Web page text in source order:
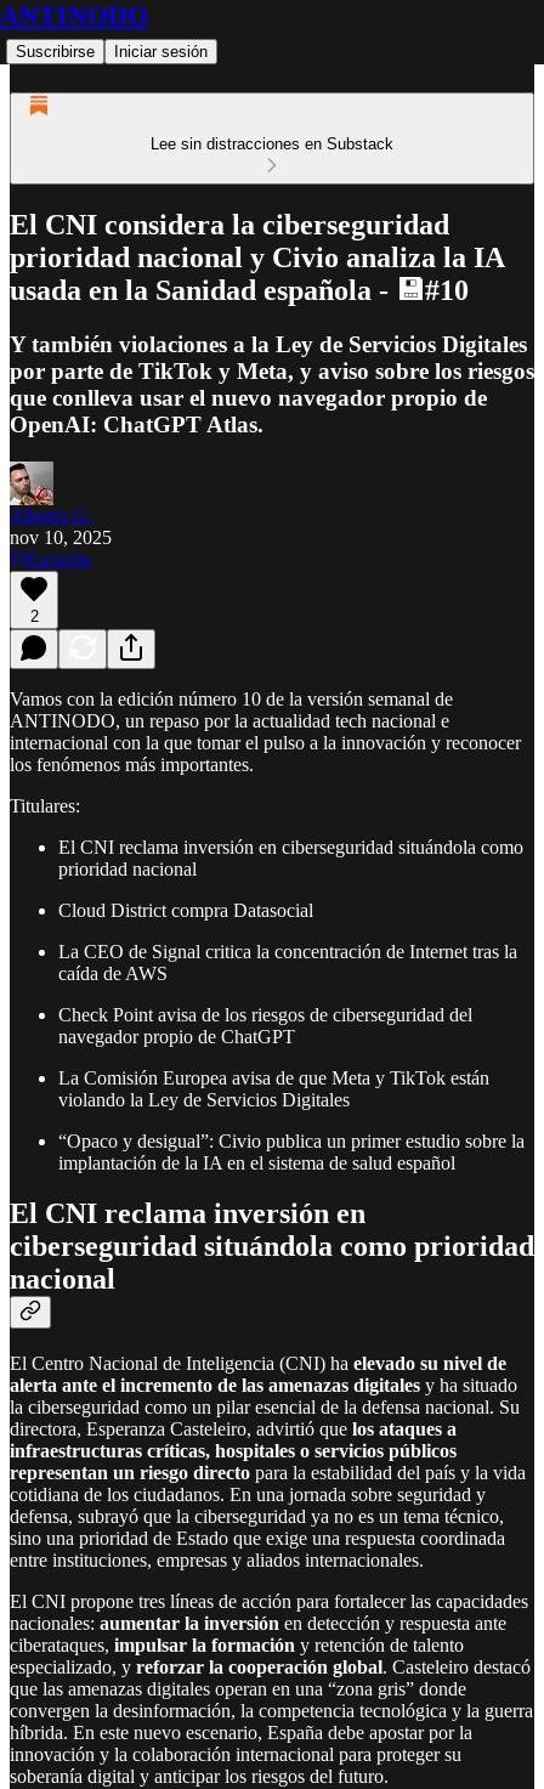
ANTINODO
Suscribirse Iniciar sesión
Lee sin distracciones en Substack
El CNI considera la ciberseguridad
prioridad nacional y Civio analiza la IA
usada en la Sanidad española - 💾#10
Y también violaciones a la Ley de Servicios Digitales
por parte de TikTok y Meta, y aviso sobre los riesgos
que conlleva usar el nuevo navegador propio de
OpenAI: ChatGPT Atlas.
Alberto G.
nov 10, 2025
Escucha
2
Vamos con la edición número 10 de la versión semanal de
ANTINODO, un repaso por la actualidad tech nacional e
internacional con la que tomar el pulso a la innovación y reconocer
los fenómenos más importantes.
Titulares:
El CNI reclama inversión en ciberseguridad situándola como
prioridad nacional
Cloud District compra Datasocial
La CEO de Signal critica la concentración de Internet tras la
caída de AWS
Check Point avisa de los riesgos de ciberseguridad del
navegador propio de ChatGPT
La Comisión Europea avisa de que Meta y TikTok están
violando la Ley de Servicios Digitales
“Opaco y desigual”: Civio publica un primer estudio sobre la
implantación de la IA en el sistema de salud español
El CNI reclama inversión en
ciberseguridad situándola como prioridad
nacional
El Centro Nacional de Inteligencia (CNI) ha elevado su nivel de
alerta ante el incremento de las amenazas digitales y ha situado
la ciberseguridad como un pilar esencial de la defensa nacional. Su
directora, Esperanza Casteleiro, advirtió que los ataques a
infraestructuras críticas, hospitales o servicios públicos
representan un riesgo directo para la estabilidad del país y la vida
cotidiana de los ciudadanos. En una jornada sobre seguridad y
defensa, subrayó que la ciberseguridad ya no es un tema técnico,
sino una prioridad de Estado que exige una respuesta coordinada
entre instituciones, empresas y aliados internacionales.
El CNI propone tres líneas de acción para fortalecer las capacidades
nacionales: aumentar la inversión en detección y respuesta ante
ciberataques, impulsar la formación y retención de talento
especializado, y reforzar la cooperación global. Casteleiro destacó
que las amenazas digitales operan en una “zona gris” donde
convergen la desinformación, la competencia tecnológica y la guerra
híbrida. En este nuevo escenario, España debe apostar por la
innovación y la colaboración internacional para proteger su
soberanía digital y anticipar los riesgos del futuro.